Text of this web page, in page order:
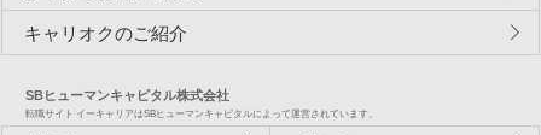
キャリオクのご紹介
SBヒューマンキャピタル株式会社
転職サイト イーキャリアはSBヒューマンキャピタルによって運営されています。